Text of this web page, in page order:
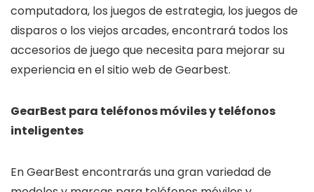
computadora, los juegos de estrategia, los juegos de
disparos o los viejos arcades, encontrará todos los
accesorios de juego que necesita para mejorar su
experiencia en el sitio web de Gearbest.
GearBest para teléfonos móviles y teléfonos
inteligentes
En GearBest encontrarás una gran variedad de